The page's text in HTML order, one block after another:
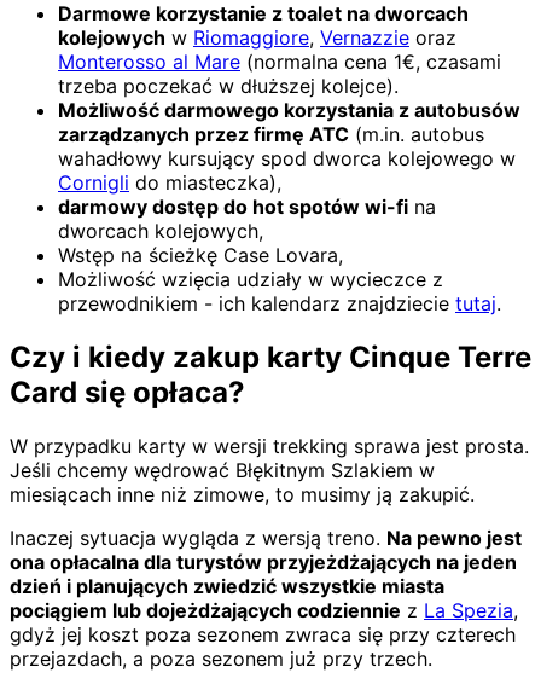
Darmowe korzystanie z toalet na dworcach
kolejowych w Riomaggiore, Vernazzie oraz
Monterosso al Mare (normalna cena 1€, czasami
trzeba poczekać w dłuższej kolejce).
Możliwość darmowego korzystania z autobusów
zarządzanych przez firmę ATC (m.in. autobus
wahadłowy kursujący spod dworca kolejowego w
Cornigli do miasteczka),
darmowy dostęp do hot spotów wi-fi na
dworcach kolejowych,
Wstęp na ścieżkę Case Lovara,
Możliwość wzięcia udziały w wycieczce z
przewodnikiem - ich kalendarz znajdziecie tutaj.
Czy i kiedy zakup karty Cinque Terre
Card się opłaca?
W przypadku karty w wersji trekking sprawa jest prosta.
Jeśli chcemy wędrować Błękitnym Szlakiem w
miesiącach inne niż zimowe, to musimy ją zakupić.
Inaczej sytuacja wygląda z wersją treno. Na pewno jest
ona opłacalna dla turystów przyjeżdżających na jeden
dzień i planujących zwiedzić wszystkie miasta
pociągiem lub dojeżdżających codziennie z La Spezia,
gdyż jej koszt poza sezonem zwraca się przy czterech
przejazdach, a poza sezonem już przy trzech.